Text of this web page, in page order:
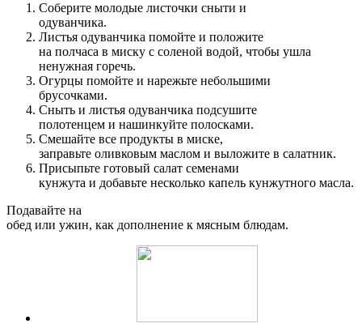
Соберите молодые листочки сныти и
одуванчика.
Листья одуванчика помойте и положите
на полчаса в миску с соленой водой, чтобы ушла
ненужная горечь.
Огурцы помойте и нарежьте небольшими
брусочками.
Сныть и листья одуванчика подсушите
полотенцем и нашинкуйте полосками.
Смешайте все продукты в миске,
заправьте оливковым маслом и выложите в салатник.
Присыпьте готовый салат семенами
кунжута и добавьте несколько капель кунжутного масла.
Подавайте на
обед или ужин, как дополнение к мясным блюдам.